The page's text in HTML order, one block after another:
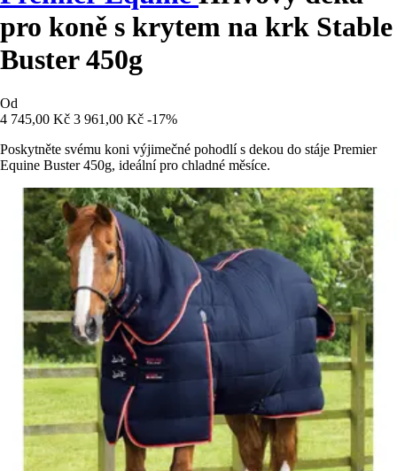
pro koně s krytem na krk Stable
Buster 450g
Od
4 745,00 Kč 3 961,00 Kč -17%
Poskytněte svému koni výjimečné pohodlí s dekou do stáje Premier
Equine Buster 450g, ideální pro chladné měsíce.